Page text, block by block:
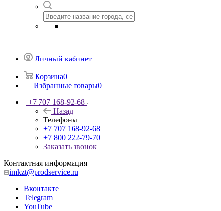
Личный кабинет
Корзина0
Избранные товары0
+7 707 168-92-68
Назад
Телефоны
+7 707 168-92-68
+7 800 222-79-70
Заказать звонок
Контактная информация
imkzt@prodservice.ru
Вконтакте
Telegram
YouTube